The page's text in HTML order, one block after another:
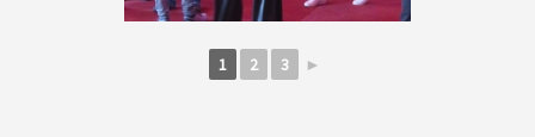
1 2 3 ►